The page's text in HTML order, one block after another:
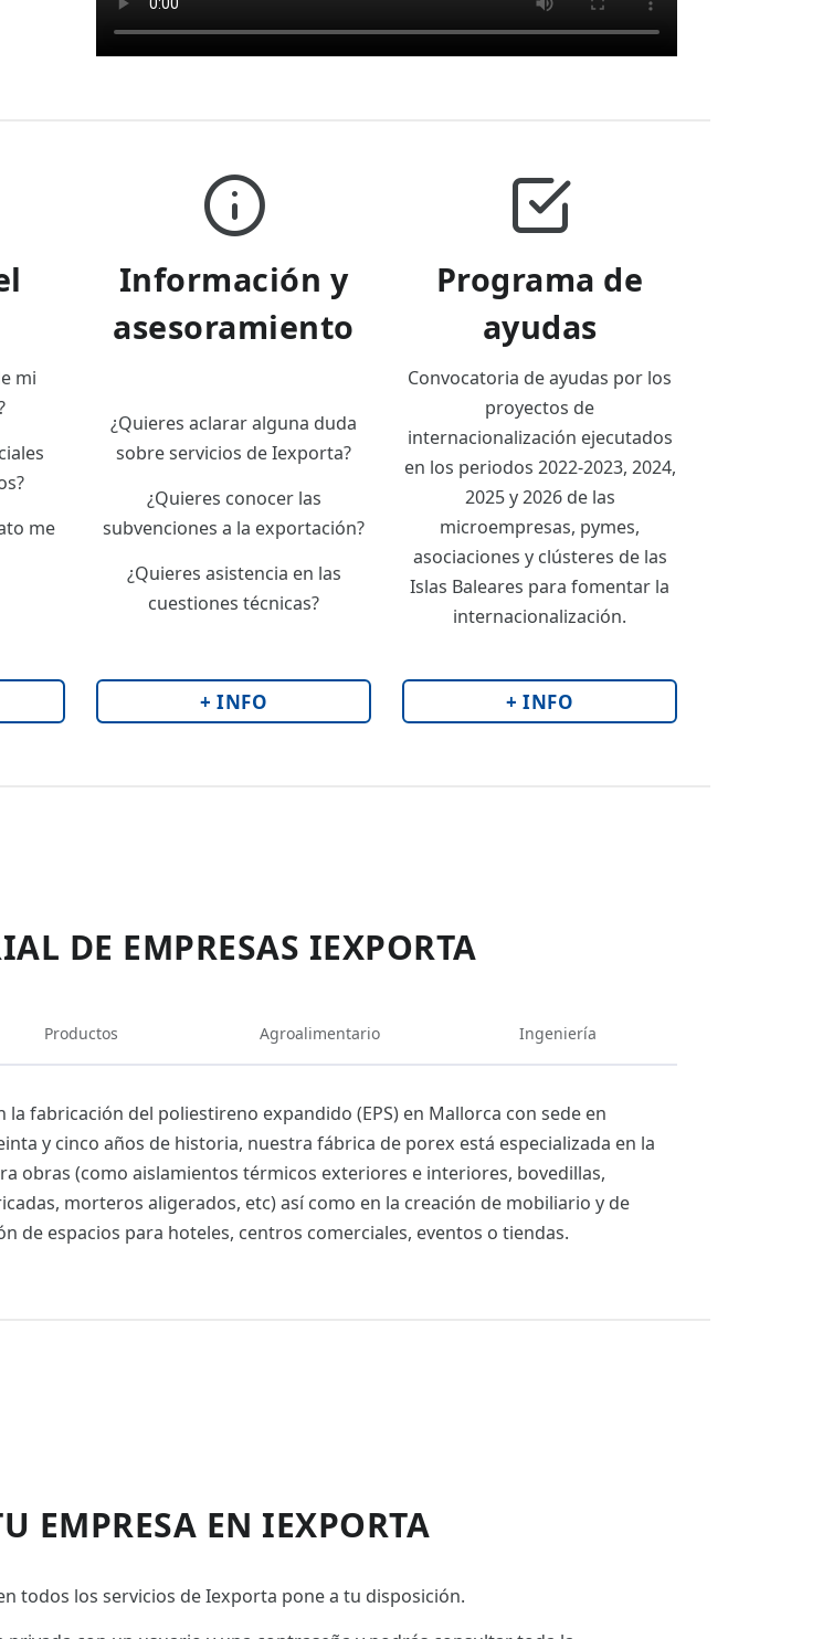
mi
me
Información y
asesoramiento
¿Quieres aclarar alguna duda
sobre servicios de Iexporta?
¿Quieres conocer las
subvenciones a la exportación?
¿Quieres asistencia en las
cuestiones técnicas?
Programa de
ayudas
Convocatoria de ayudas por los
proyectos de
internacionalización ejecutados
en los periodos 2022-2023, 2024,
2025 y 2026 de las
microempresas, pymes,
asociaciones y clústeres de las
Islas Baleares para fomentar la
internacionalización.
+ INFO + INFO
DE EMPRESAS IEXPORTA
Productos Agroalimentario Ingeniería
fabricación del poliestireno expandido (EPS) en Mallorca con sede en
y cinco años de historia, nuestra fábrica de porex está especializada en la
obras (como aislamientos térmicos exteriores e interiores, bovedillas,
morteros aligerados, etc) así como en la creación de mobiliario y de
de espacios para hoteles, centros comerciales, eventos o tiendas.
EMPRESA EN IEXPORTA
todos los servicios de Iexporta pone a tu disposición.